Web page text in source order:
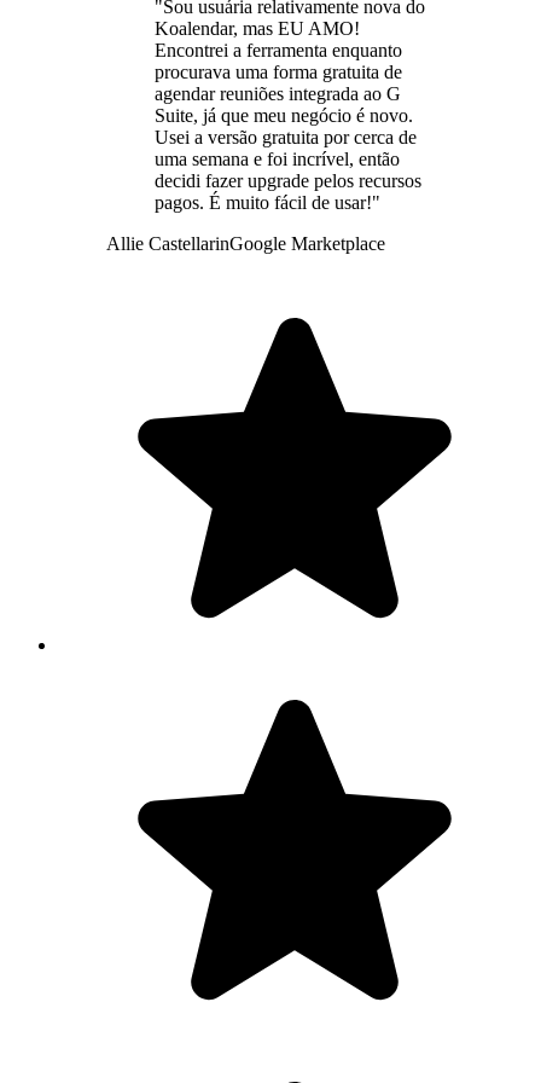
"Sou usuária relativamente nova do
Koalendar, mas EU AMO!
Encontrei a ferramenta enquanto
procurava uma forma gratuita de
agendar reuniões integrada ao G
Suite, já que meu negócio é novo.
Usei a versão gratuita por cerca de
uma semana e foi incrível, então
decidi fazer upgrade pelos recursos
pagos. É muito fácil de usar!"
Allie CastellarinGoogle Marketplace